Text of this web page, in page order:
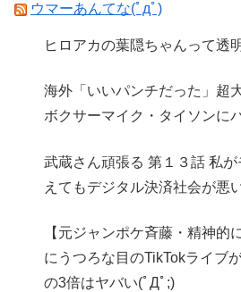
ウマーあんてな(ﾟдﾟ)
ヒロアカの葉隠ちゃんって透
海外「いいパンチだった」超
ボクサーマイク・タイソンに
武蔵さん頑張る 第１３話 私
えてもデジタル決済社会が悪
【元ジャンポケ斉藤・精神的
にうつろな目のTikTokライブ
の3倍はヤバい(ﾟДﾟ;)